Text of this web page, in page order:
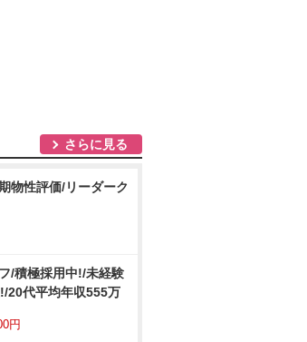
さらに見る
物性評価/リーダーク
/積極採用中!/未経験
20代平均年収555万
円